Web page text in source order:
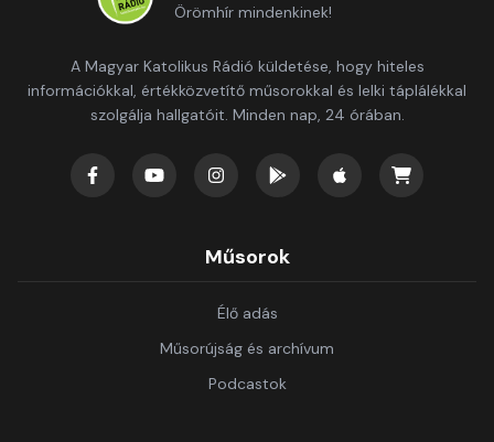
Örömhír mindenkinek!
A Magyar Katolikus Rádió küldetése, hogy hiteles
információkkal, értékközvetítő műsorokkal és lelki táplálékkal
szolgálja hallgatóit. Minden nap, 24 órában.
Műsorok
Élő adás
Műsorújság és archívum
Podcastok